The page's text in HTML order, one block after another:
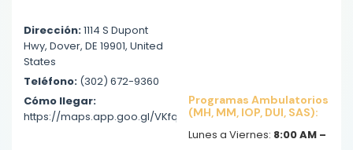
Dirección:1114 S Dupont
Hwy, Dover, DE 19901, United
States
Teléfono: (302) 672-9360
Cómo llegar:
https://maps.app.goo.gl/VKfqDDqgjNMLWscWA
Programas Ambulatorios
(MH, MM, IOP, DUI, SAS):
Lunes a Viernes: 8:00 AM –